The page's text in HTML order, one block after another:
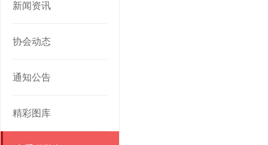
新闻资讯
协会动态
通知公告
精彩图库